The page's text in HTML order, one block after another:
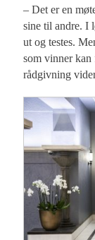
– Det er en
sine til andre. I
ut og testes.
som vinner
rådgivning